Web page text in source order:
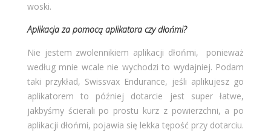
woski.
Aplikacja za pomocą aplikatora czy dłońmi?
Nie jestem zwolennikiem aplikacji dłońmi, ponieważ
według mnie wcale nie wychodzi to wydajniej. Podam
taki przykład, Swissvax Endurance, jeśli aplikujesz go
aplikatorem to później dotarcie jest super łatwe,
jakbyśmy ścierali po prostu kurz z powierzchni, a po
aplikacji dłońmi, pojawia się lekka tępość przy dotarciu.